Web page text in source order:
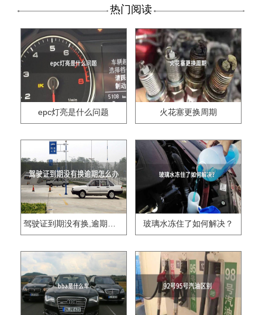
热门阅读
epc灯亮是什么问题 火花塞更换周期
驾驶证到期没有换,逾期怎么办?? 玻璃水冻住了如何解决？